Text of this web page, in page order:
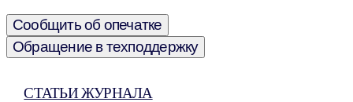
Сообщить об опечатке
Обращение в техподдержку
СТАТЬИ ЖУРНАЛА